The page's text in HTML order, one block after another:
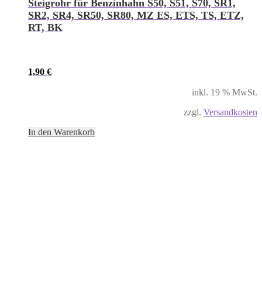
Steigrohr für Benzinhahn S50, S51, S70, SR1,
SR2, SR4, SR50, SR80, MZ ES, ETS, TS, ETZ,
RT, BK
1,90 €
inkl. 19 % MwSt.
zzgl. Versandkosten
In den Warenkorb